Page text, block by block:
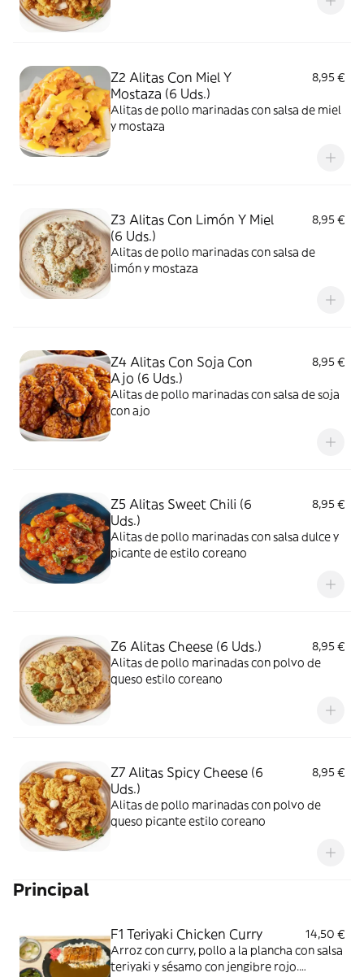
Z2 Alitas Con Miel Y
Mostaza (6 Uds.)
8,95 €
Alitas de pollo marinadas con salsa de miel
y mostaza
Z3 Alitas Con Limón Y Miel
(6 Uds.)
8,95 €
Alitas de pollo marinadas con salsa de
limón y mostaza
Z4 Alitas Con Soja Con
Ajo (6 Uds.)
8,95 €
Alitas de pollo marinadas con salsa de soja
con ajo
Z5 Alitas Sweet Chili (6
Uds.)
8,95 €
Alitas de pollo marinadas con salsa dulce y
picante de estilo coreano
Z6 Alitas Cheese (6 Uds.)
8,95 €
Alitas de pollo marinadas con polvo de
queso estilo coreano
Z7 Alitas Spicy Cheese (6
Uds.)
8,95 €
Alitas de pollo marinadas con polvo de
queso picante estilo coreano
Principal
F1 Teriyaki Chicken Curry
14,50 €
Arroz con curry, pollo a la plancha con salsa
teriyaki y sésamo con jengibre rojo.